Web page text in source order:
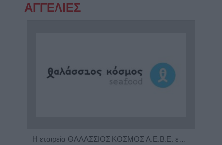
ΑΓΓΕΛΙΕΣ
Η εταιρεία ΘΑΛΑΣΣΙΟΣ ΚΟΣΜΟΣ Α.Ε.Β.Ε. επιθυμεί να προσλάβει Αποθηκάριο